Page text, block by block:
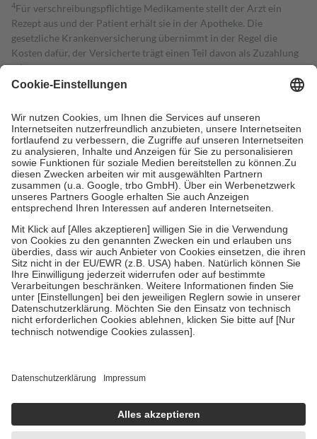
4Für verschreibungspflichtige Medikamente stellt der Arzt ein
Rezept aus und der Patient erhält sie in der Apotheke. Die
gesetzliche Krankenversicherung übernimmt in der Regel die
Kosten dafür, der Versicherte trägt einen Teil davon als Zuzahlung
mit.
Grundsätzlich leisten Mitglieder Zuzahlungen in Höhe von zehn
höchstens zehn Euro.
Es sind jedoch nie mehr als die tatsächlichen
Kosten der Leistung zu entrichten.
Diese Regeln gelten grundsätzlich auch für Online-Apotheken.
Bei Heilmitteln und häuslicher Krankenpflege beträgt die
Zuzahlung zehn Prozent der Kosten sowie zehn Euro je
Verordnung.
Um das Engagement der Versicherten für ihre eigene Gesundheit zu
stärken und die besondere Stellung der Familie zu unterstützen,
fallenkeine Zuzahlungenan bei:
• Kindern und Jugendlichen bis zum vollendeten 18. Lebensjahr
mit Ausnahme der Fahrkosten
• Untersuchungen zur Vorsorge und Früherkennung, die von der
GKV getragen werden
• empfohlenen Schutzimpfungen
• Harn- und Blutteststreifen
getroffen, um sicherzustellen, dass es sich um echte Bewertungen
https://help.etrusted.com/hc/de/articles/4419944605341
Einige Bilder und Inhalte wurden unter Zuhilfenahme künstlicher